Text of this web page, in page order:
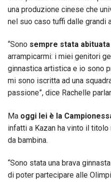
una produzione cinese che
nel suo caso tuffi dalle grandi
“Sono sempre stata
arrampicarmi: i miei genitori
ginnastica artistica e io sono
mi sono iscritta ad una
passione”, dice Rachelle
Ma oggi lei è la
infatti a Kazan ha vinto il
da bambina.
“Sono stata una brava
di poter partecipare alle